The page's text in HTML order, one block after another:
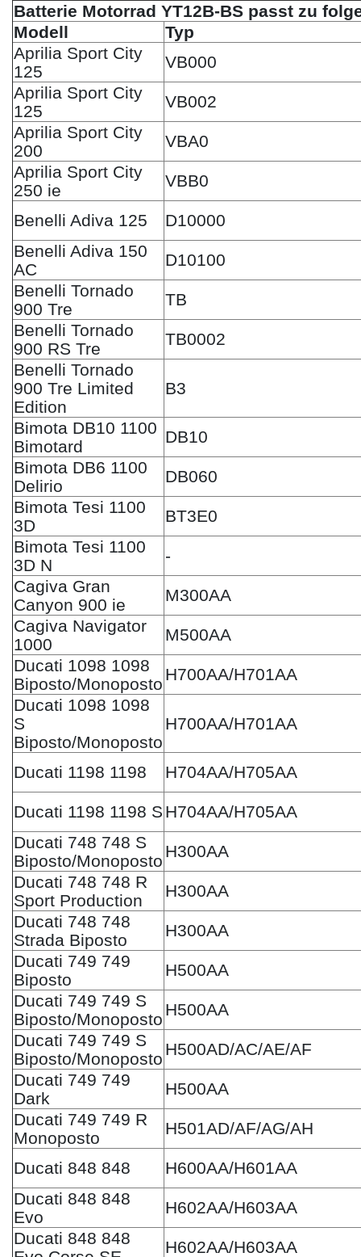
Batterie Motorrad YT12B-BS passt zu
Modell
Typ
Aprilia Sport City
125
VB000
Aprilia Sport City
125
VB002
Aprilia Sport City
200
VBA0
Aprilia Sport City
250 ie
VBB0
Benelli Adiva 125
D10000
Benelli Adiva 150
AC
D10100
Benelli Tornado
900 Tre
TB
Benelli Tornado
900 RS Tre
TB0002
Benelli Tornado
900 Tre Limited
Edition
B3
Bimota DB10 1100
Bimotard
DB10
Bimota DB6 1100
Delirio
DB060
Bimota Tesi 1100
3D
BT3E0
Bimota Tesi 1100
3D N
-
Cagiva Gran
Canyon 900 ie
M300AA
Cagiva Navigator
1000
M500AA
Ducati 1098 1098
Biposto/Monoposto
H700AA/H701AA
Ducati 1098 1098
S
Biposto/Monoposto
H700AA/H701AA
Ducati 1198 1198 H704AA/H705AA
Ducati 1198 1198 S H704AA/H705AA
Ducati 748 748 S
Biposto/Monoposto
H300AA
Ducati 748 748 R
Sport Production
H300AA
Ducati 748 748
Strada Biposto
H300AA
Ducati 749 749
Biposto
H500AA
Ducati 749 749 S
Biposto/Monoposto
H500AA
Ducati 749 749 S
Biposto/Monoposto
H500AD/AC/AE/AF
Ducati 749 749
Dark
H500AA
Ducati 749 749 R
Monoposto
H501AD/AF/AG/AH
Ducati 848 848
H600AA/H601AA
Ducati 848 848
Evo
H602AA/H603AA
Ducati 848 848
H602AA/H603AA